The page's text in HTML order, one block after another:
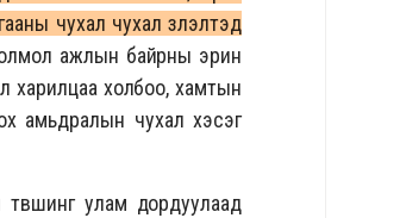
чухал чухал үзүүлэлтэд
ажлын байрны эрин
харилцаа холбоо, хамтын
амьдралын чухал хэсэг
түвшинг улам дордуулаад